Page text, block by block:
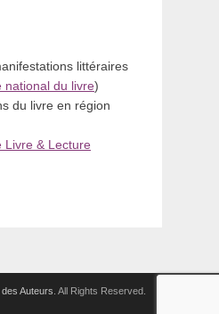
littéraires
national du livre)
du livre en région
Livre & Lecture
Auteurs . All Rights Reserved.